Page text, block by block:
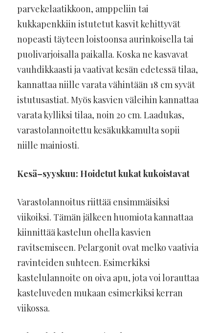
parvekelaatikkoon, amppeliin tai
kukkapenkkiin istutetut kasvit kehittyvät
nopeasti täyteen loistoonsa aurinkoisella tai
puolivarjoisalla paikalla. Koska ne kasvavat
vauhdikkaasti ja vaativat kesän edetessä tilaa,
kannattaa niille varata vähintään 18 cm syvät
istutusastiat. Myös kasvien väleihin kannattaa
varata kylliksi tilaa, noin 20 cm. Laadukas,
varastolannoitettu kesäkukkamulta sopii
niille mainiosti.
Kesä–syyskuu: Hoidetut kukat kukoistavat
Varastolannoitus riittää ensimmäisiksi
viikoiksi. Tämän jälkeen huomiota kannattaa
kiinnittää kastelun ohella kasvien
ravitsemiseen. Pelargonit ovat melko vaativia
ravinteiden suhteen. Esimerkiksi
kastelulannoite on oiva apu, jota voi lorauttaa
kasteluveden mukaan esimerkiksi kerran
viikossa.